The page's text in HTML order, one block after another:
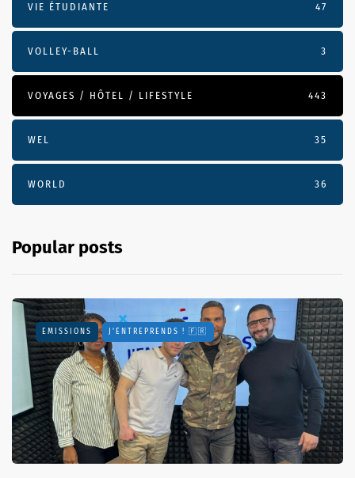
VIE ÉTUDIANTE 47
VOLLEY-BALL 3
VOYAGES / HÔTEL / LIFESTYLE 443
WEL 35
WORLD 36
Popular posts
EMISSIONS J'ENTREPRENDS ! 🇫🇷